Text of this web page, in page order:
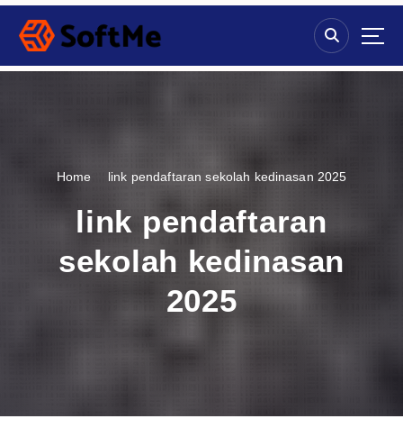
S
p
Home link pendaftaran sekolah kedinasan 2025
link pendaftaran
sekolah kedinasan
2025